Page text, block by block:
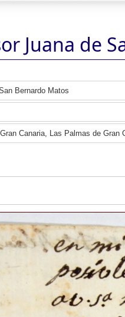
Juana de
Bernardo Matos
Canaria, Las Palmas de Gran